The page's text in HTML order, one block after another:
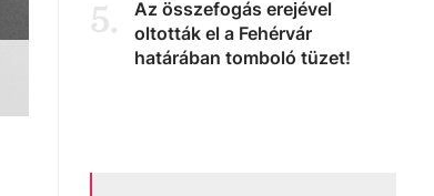
5.
Az összefogás erejével
oltották el a Fehérvár
határában tomboló tüzet!